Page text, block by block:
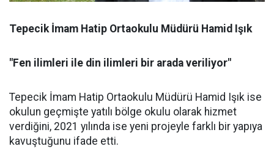
Tepecik İmam Hatip Ortaokulu Müdürü Hamid Işık
"Fen ilimleri ile din ilimleri bir arada veriliyor"
Tepecik İmam Hatip Ortaokulu Müdürü Hamid Işık ise
okulun geçmişte yatılı bölge okulu olarak hizmet
verdiğini, 2021 yılında ise yeni projeyle farklı bir yapıya
kavuştuğunu ifade etti.